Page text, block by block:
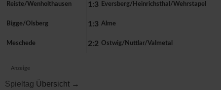
Reiste/Wenholthausen 1:3 Eversberg/Heinrichsthal/Wehrstapel
Bigge/Olsberg 1:3 Alme
Meschede 2:2 Ostwig/Nuttlar/Valmetal
Anzeige
Spieltag Übersicht →